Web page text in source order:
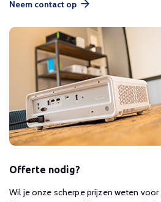
Neem contact op
Offerte nodig?
Wil je onze scherpe prijzen weten voor